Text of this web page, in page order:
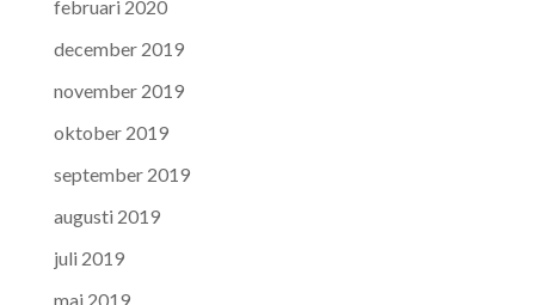
februari 2020
december 2019
november 2019
oktober 2019
september 2019
augusti 2019
juli 2019
maj 2019